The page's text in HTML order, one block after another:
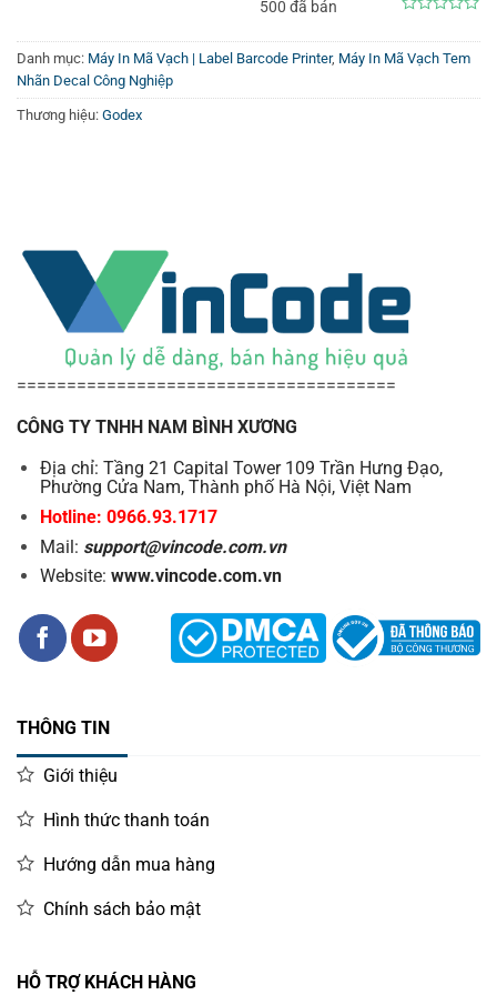
dpi mang lại những kết quả in sắc nét, đồng thời vẫn duy
trì tốc độ in nhanh lên đến 8 IPS. GX4600i được trang bị
đầy đủ tính năng để hỗ trợ các ứng dụng đòi hỏi khắt khe
nhất của bạn. Với thiết kế bằng thép chắc chắn, GX4600i
hoạt động mạnh mẽ và đáng tin cậy trong mọi môi trường.
GX4600i600dpi
500 đã bán
out
of
Danh mục: Máy In Mã Vạch | Label Barcode Printer, Máy In Mã Vạch Tem
Nhãn Decal Công Nghiệp
Thương hiệu: Godex
======================================
CÔNG TY TNHH NAM BÌNH XƯƠNG
Địa chỉ: Tầng 21 Capital Tower 109 Trần Hưng Đạo,
Phường Cửa Nam, Thành phố Hà Nội, Việt Nam
Hotline: 0966.93.1717
Mail: support@vincode.com.vn
Website: www.vincode.com.vn
THÔNG TIN
Giới thiệu
Hình thức thanh toán
Hướng dẫn mua hàng
Chính sách bảo mật
HỖ TRỢ KHÁCH HÀNG